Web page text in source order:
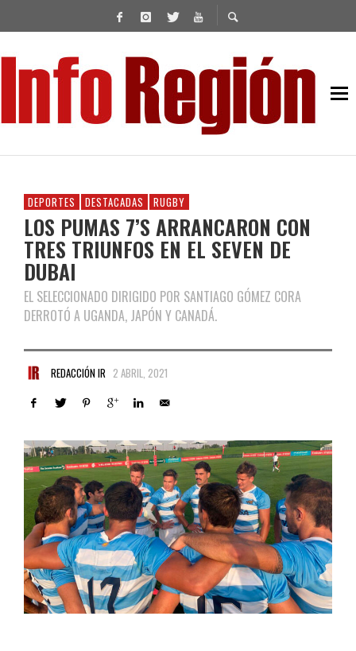
DEPORTES DESTACADAS RUGBY
LOS PUMAS 7’S ARRANCARON CON
TRES TRIUNFOS EN EL SEVEN DE
DUBAI
EL SELECCIONADO DIRIGIDO POR SANTIAGO GÓMEZ CORA
DERROTÓ A UGANDA, JAPÓN Y CANADÁ.
REDACCIÓN IR 2 ABRIL, 2021